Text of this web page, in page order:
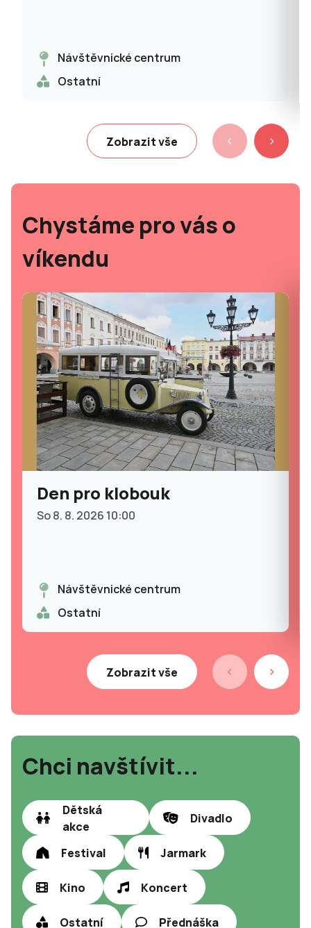
Návštěvnické centrum
Ostatní
Zobrazit vše
Chystáme pro vás o
víkendu
Den pro klobouk
So 8. 8. 2026 10:00
Návštěvnické centrum
Ostatní
Zobrazit vše
Chci navštívit...
Dětská
akce
Divadlo
Festival Jarmark
Kino Koncert
Ostatní Přednáška